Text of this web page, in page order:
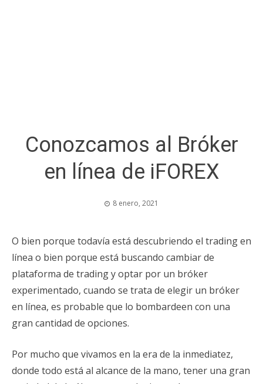
Conozcamos al Bróker
en línea de iFOREX
8 enero, 2021
O bien porque todavía está descubriendo el trading en
línea o bien porque está buscando cambiar de
plataforma de trading y optar por un bróker
experimentado, cuando se trata de elegir un bróker
en línea, es probable que lo bombardeen con una
gran cantidad de opciones.
Por mucho que vivamos en la era de la inmediatez,
donde todo está al alcance de la mano, tener una gran